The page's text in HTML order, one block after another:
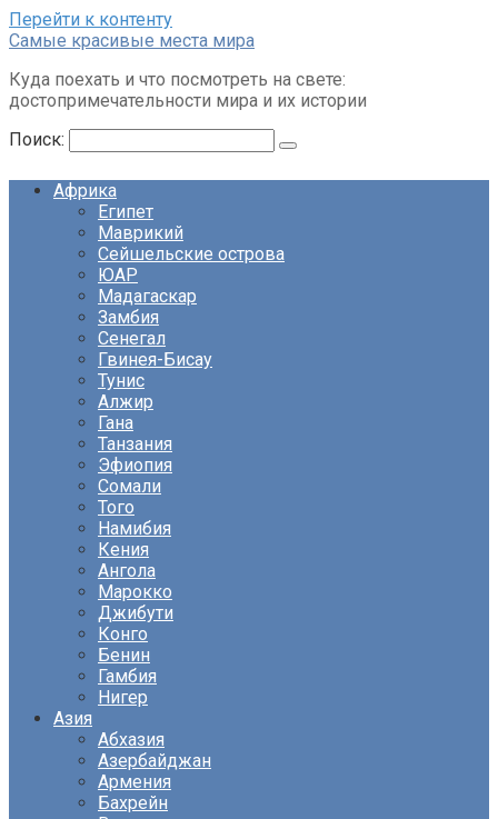
Перейти к контенту
Cамые красивые места мира
Куда поехать и что посмотреть на свете:
достопримечательности мира и их истории
Поиск:
Африка
Египет
Маврикий
Сейшельские острова
ЮАР
Мадагаскар
Замбия
Сенегал
Гвинея-Бисау
Тунис
Алжир
Гана
Танзания
Эфиопия
Сомали
Того
Намибия
Кения
Ангола
Марокко
Джибути
Конго
Бенин
Гамбия
Нигер
Азия
Абхазия
Азербайджан
Армения
Бахрейн